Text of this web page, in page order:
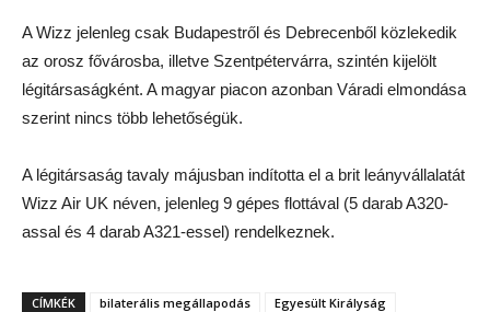
A Wizz jelenleg csak Budapestről és Debrecenből közlekedik
az orosz fővárosba, illetve Szentpétervárra, szintén kijelölt
légitársaságként. A magyar piacon azonban Váradi elmondása
szerint nincs több lehetőségük.
A légitársaság tavaly májusban indította el a brit leányvállalatát
Wizz Air UK néven, jelenleg 9 gépes flottával (5 darab A320-
assal és 4 darab A321-essel) rendelkeznek.
CÍMKÉK bilaterális megállapodás
Egyesült Királyság